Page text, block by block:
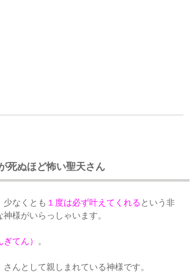
死ぬほど怖い聖天さん
少なくとも １度は必ず叶えてくれるという非
様がいらっしゃいます。
てん） 。
んとして親しまれている神様です。